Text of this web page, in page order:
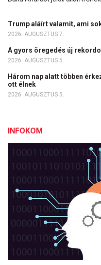
Trump aláírt valamit, ami
2026. AUGUSZTUS 7.
A gyors öregedés új
2026. AUGUSZTUS 5.
Három nap alatt többen
ott élnek
2026. AUGUSZTUS 5.
INFOKOM